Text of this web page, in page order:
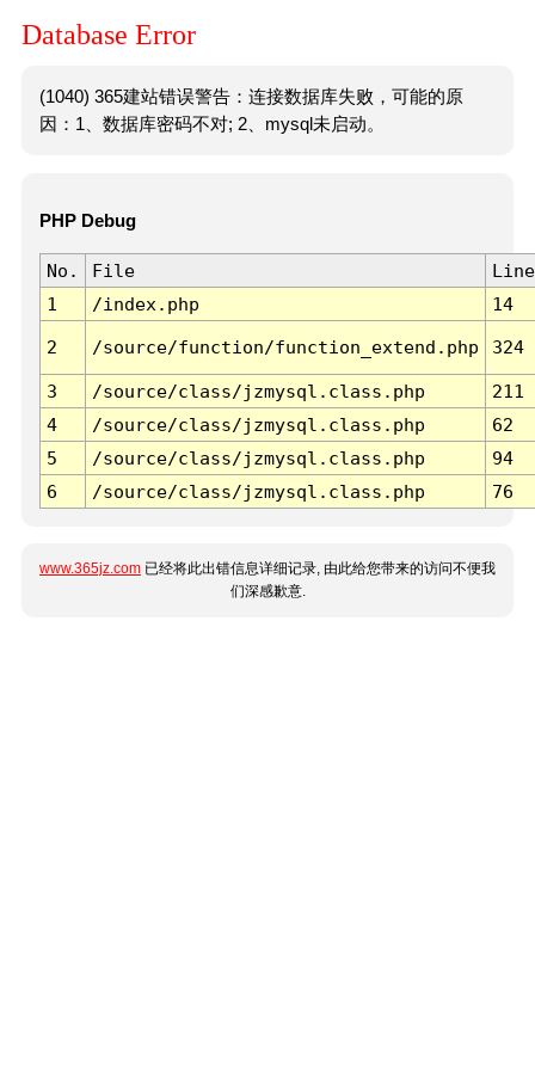
Database Error
(1040) 365建站错误警告：连接数据库失败，可能的原
因：1、数据库密码不对; 2、mysql未启动。
PHP Debug
No. File
Line
1
/index.php 14
2 /source/function/function_extend.php 324
3 /source/class/jzmysql.class.php
211
4
/source/class/jzmysql.class.php
62
5
/source/class/jzmysql.class.php
94
6
/source/class/jzmysql.class.php 76
www.365jz.com 已经将此出错信息详细记录, 由此给您带来的访问不便我
们深感歉意.